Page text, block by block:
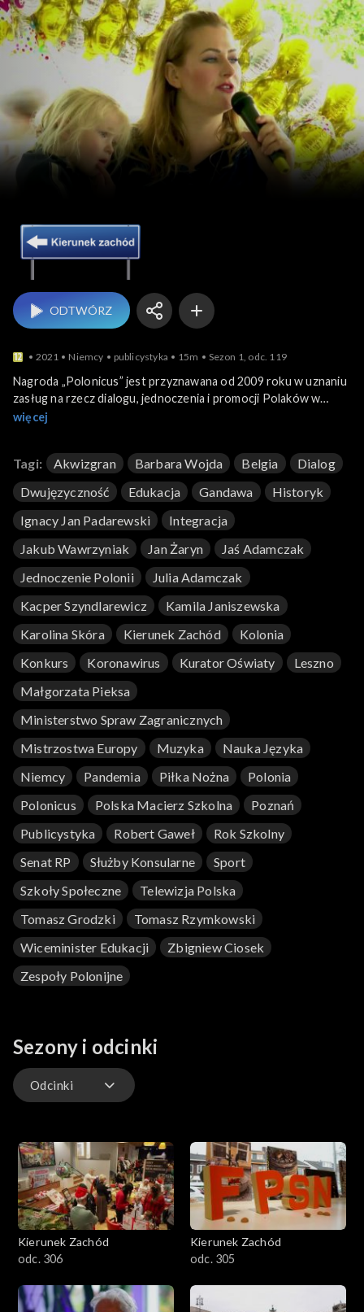
Kierunek Zachód
ODTWÓRZ
2021 Niemcy publicystyka 15m Sezon 1, odc. 119
Nagroda „Polonicus” jest przyznawana od 2009 roku w uznaniu
zasług na rzecz dialogu, jednoczenia i promocji Polaków w
Europie i na świecie. W tym roku nagrodę otrzymał w
W programie też m.in. uroczyste zakończenie roku szkolnego
w Gandawie i ślubowanie pierwszoklasistów w Kolonii, finał
polonijnego konkursu o Ignacym Janie Paderewskim w
Poznaniu oraz
I Polonijne Mistrzostwa Europy w Lesznie.
więcej
Tagi: Akwizgran Barbara Wojda Belgia
Dialog
Dwujęzyczność
Edukacja Gandawa
Historyk
Ignacy Jan Padarewski
Integracja
Jakub Wawrzyniak
Jan Żaryn
Jaś Adamczak
Jednoczenie Polonii
Julia Adamczak
Kacper Szyndlarewicz
Kamila Janiszewska
Karolina Skóra
Kierunek Zachód
Kolonia
Konkurs
Koronawirus Kurator Oświaty
Leszno
Małgorzata Pieksa
Ministerstwo Spraw Zagranicznych
Mistrzostwa Europy
Muzyka
Nauka Języka
Niemcy
Pandemia Piłka Nożna
Polonia
Polonicus
Polska Macierz Szkolna
Poznań
Publicystyka
Robert Gaweł
Rok Szkolny
Senat RP
Służby Konsularne
Sport
Szkoły Społeczne
Telewizja Polska
Tomasz Grodzki
Tomasz Rzymkowski
Wiceminister Edukacji
Zbigniew Ciosek
Zespoły Polonijne
Sezony i odcinki
Odcinki
Kierunek Zachód
odc. 306
Kierunek Zachód
odc. 305